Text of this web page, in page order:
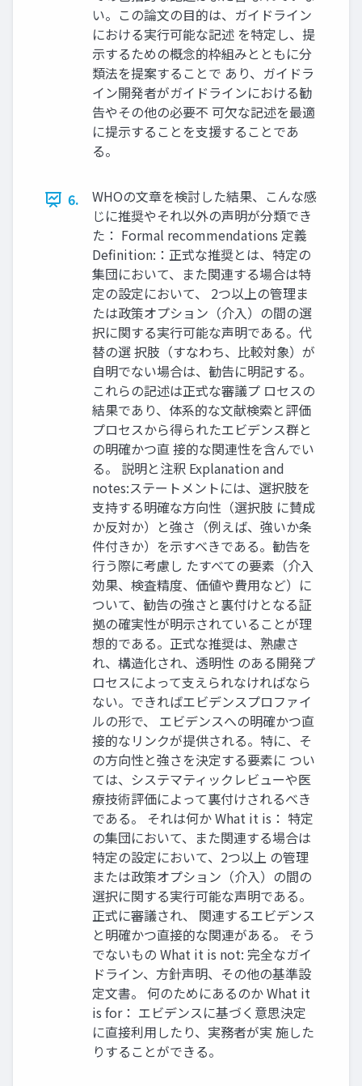
い。この論文の目的は、ガイドライン
における実行可能な記述 を特定し、提
示するための概念的枠組みとともに分
類法を提案することで あり、ガイドラ
イン開発者がガイドラインにおける勧
告やその他の必要不 可欠な記述を最適
に提示することを支援することであ
る。
6.
WHOの文章を検討した結果、こんな感
じに推奨やそれ以外の声明が分類でき
た： Formal recommendations 定義
Definition:：正式な推奨とは、特定の
集団において、また関連する場合は特
定の設定において、 2つ以上の管理ま
たは政策オプション（介入）の間の選
択に関する実行可能な声明である。代
替の選 択肢（すなわち、比較対象）が
自明でない場合は、勧告に明記する。
これらの記述は正式な審議プ ロセスの
結果であり、体系的な文献検索と評価
プロセスから得られたエビデンス群と
の明確かつ直 接的な関連性を含んでい
る。 説明と注釈 Explanation and
notes:ステートメントには、選択肢を
支持する明確な方向性（選択肢 に賛成
か反対か）と強さ（例えば、強いか条
件付きか）を示すべきである。勧告を
行う際に考慮し たすべての要素（介入
効果、検査精度、価値や費用など）に
ついて、勧告の強さと裏付けとなる証
拠の確実性が明示されていることが理
想的である。正式な推奨は、熟慮さ
れ、構造化され、透明性 のある開発プ
ロセスによって支えられなければなら
ない。できればエビデンスプロファイ
ルの形で、 エビデンスへの明確かつ直
接的なリンクが提供される。特に、そ
の方向性と強さを決定する要素に つい
ては、システマティックレビューや医
療技術評価によって裏付けされるべき
である。 それは何か What it is： 特定
の集団において、また関連する場合は
特定の設定において、2つ以上 の管理
または政策オプション（介入）の間の
選択に関する実行可能な声明である。
正式に審議され、 関連するエビデンス
と明確かつ直接的な関連がある。 そう
でないもの What it is not: 完全なガイ
ドライン、方針声明、その他の基準設
定文書。 何のためにあるのか What it
is for： エビデンスに基づく意思決定
に直接利用したり、実務者が実 施した
りすることができる。